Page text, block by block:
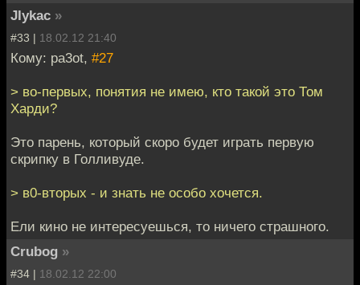
JIykac »
#33 | 18.02.12 21:40
Кому: pa3ot, #27
> во-первых, понятия не имею, кто такой это Том
Харди?
Это парень, который скоро будет играть первую
скрипку в Голливуде.
> в0-вторых - и знать не особо хочется.
Ели кино не интересуешься, то ничего страшного.
Crubog »
#34 | 18.02.12 22:00